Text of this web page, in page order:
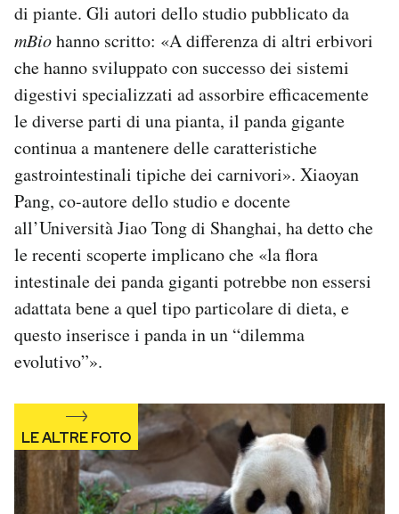
di piante. Gli autori dello studio pubblicato da
mBiohanno scritto: «A differenza di altri erbivori
che hanno sviluppato con successo dei sistemi
digestivi specializzati ad assorbire efficacemente
le diverse parti di una pianta, il panda gigante
continua a mantenere delle caratteristiche
gastrointestinali tipiche dei carnivori». Xiaoyan
Pang, co-autore dello studio e docente
all’Università Jiao Tong di Shanghai, ha detto che
le recenti scoperte implicano che «la flora
intestinale dei panda giganti potrebbe non essersi
adattata bene a quel tipo particolare di dieta, e
questo inserisce i panda in un “dilemma
evolutivo”».